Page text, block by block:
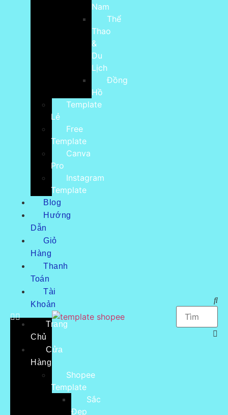
Nam
Thể
Thao
&
Du
Lịch
Đồng
Hồ
Template
Lẻ
Free
Template
Canva
Pro
Instagram
Template
Blog
Hướng
Dẫn
Giỏ
Hàng
Thanh
Toán
Tài
Khoản
Trang
Chủ
Cửa
Hàng
Shopee
Template
Sắc
Đẹp